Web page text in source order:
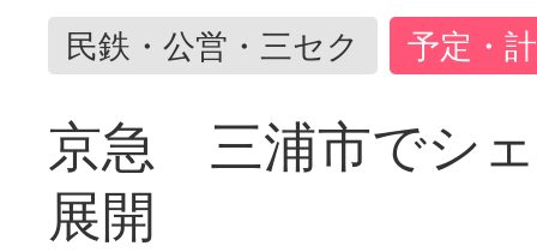
民鉄・公営・三セク 予定・
京急 三浦市でシ
展開